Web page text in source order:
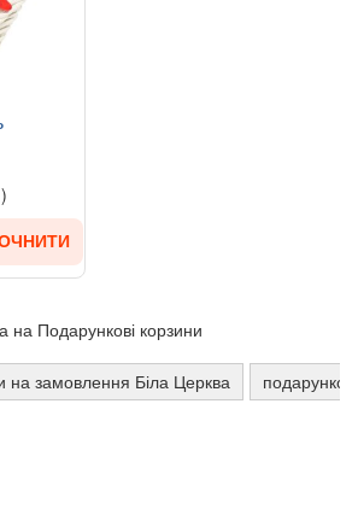
на Подарункові корзини
на замовлення Біла Церква